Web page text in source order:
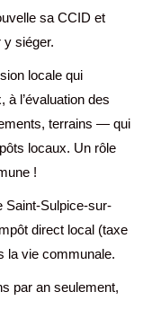
sa CCID et
y siéger.
locale qui
l’évaluation des
terrains — qui
locaux. Un rôle
!
Saint-Sulpice-sur-
direct local (taxe
la vie communale.
par an seulement,